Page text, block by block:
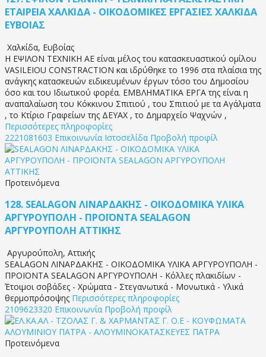
ΕΤΑΙΡΕΙΑ ΧΑΛΚΙΔΑ - ΟΙΚΟΔΟΜΙΚΕΣ ΕΡΓΑΣΙΕΣ ΧΑΛΚΙΔΑ
ΕΥΒΟΙΑΣ
Χαλκίδα, Ευβοίας
Η ΕΨΙΛΟΝ ΤΕΧΝΙΚΗ ΑΕ είναι μέλος του κατασκευαστικού ομίλου
VASILEIOU CONSTRACTION και ιδρύθηκε το 1996 στα πλαίσια της
ανάγκης κατασκευών ειδικευμένων έργων τόσο του Δημοσίου
όσο και του Ιδιωτικού φορέα. ΕΜΒΛΗΜΑΤΙΚΑ ΕΡΓΑ της είναι η
αναπαλαίωση του Κόκκινου Σπιτιού , του Σπιτιού με τα Αγάλματα
, το Κτίριο Γραφείων της ΔΕΥΑΧ , το Δημαρχείο Ψαχνών ,
Περισσότερες πληροφορίες
2221081603 Επικοινωνία Ιστοσελίδα Προβολή προφίλ
Προτεινόμενα
128. SEALAGON ΛΙΝΑΡΔΑΚΗΣ - ΟΙΚΟΔΟΜΙΚΑ ΥΛΙΚΑ
ΑΡΓΥΡΟΥΠΟΛΗ - ΠΡΟΪΟΝΤΑ SEALAGON
ΑΡΓΥΡΟΥΠΟΛΗ ΑΤΤΙΚΗΣ
Αργυρούπολη, Αττικής
SEALAGON ΛΙΝΑΡΔΑΚΗΣ - ΟΙΚΟΔΟΜΙΚΑ ΥΛΙΚΑ ΑΡΓΥΡΟΥΠΟΛΗ -
ΠΡΟΪΟΝΤΑ SEALAGON ΑΡΓΥΡΟΥΠΟΛΗ - Κόλλες πλακιδίων -
Έτοιμοι σοβάδες - Χρώματα - Στεγανωτικά - Μονωτικά - Υλικά
θερμοπρόσοψης Περισσότερες πληροφορίες
2109623320 Επικοινωνία Προβολή προφίλ
Προτεινόμενα